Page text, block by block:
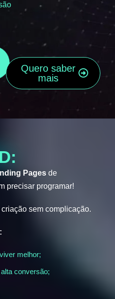
Quero saber
mais
Pages de
precisar programar!
sem complicação.
melhor;
conversão;